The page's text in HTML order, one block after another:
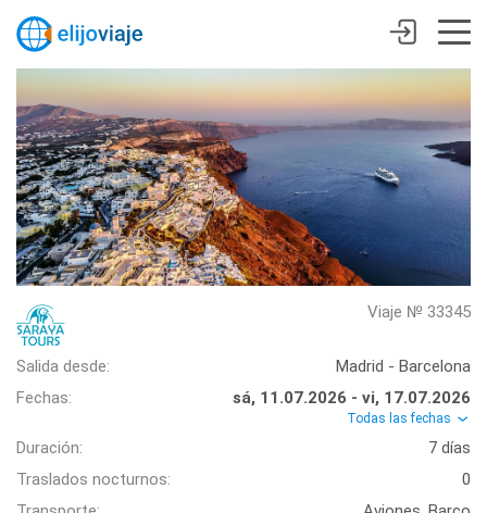
Viaje № 33345
Salida desde:
Madrid - Barcelona
Fechas:
sá, 11.07.2026 - vi, 17.07.2026
Todas las fechas
Duración:
7 días
Traslados nocturnos:
0